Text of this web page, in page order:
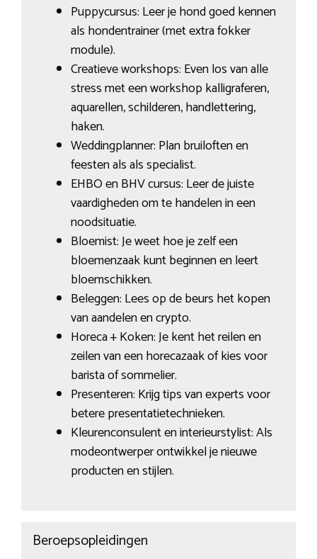
Puppycursus: Leer je hond goed kennen
als hondentrainer (met extra fokker
module).
Creatieve workshops: Even los van alle
stress met een workshop kalligraferen,
aquarellen, schilderen, handlettering,
haken.
Weddingplanner: Plan bruiloften en
feesten als als specialist.
EHBO en BHV cursus: Leer de juiste
vaardigheden om te handelen in een
noodsituatie.
Bloemist: Je weet hoe je zelf een
bloemenzaak kunt beginnen en leert
bloemschikken.
Beleggen: Lees op de beurs het kopen
van aandelen en crypto.
Horeca + Koken: Je kent het reilen en
zeilen van een horecazaak of kies voor
barista of sommelier.
Presenteren: Krijg tips van experts voor
betere presentatietechnieken.
Kleurenconsulent en interieurstylist: Als
modeontwerper ontwikkel je nieuwe
producten en stijlen.
Beroepsopleidingen